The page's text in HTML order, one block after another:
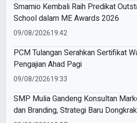
Smamio Kembali Raih Predikat
School dalam ME Awards 2026
09/08/202619:42
PCM Tulangan Serahkan Sertifikat
Pengajian Ahad Pagi
09/08/202619:33
SMP Mulia Gandeng Konsultan
dan Branding, Strategi Baru Dongkrak